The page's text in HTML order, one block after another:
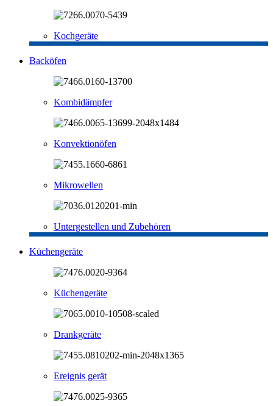
Kochgeräte
Backöfen
Kombidämpfer
Konvektionöfen
Mikrowellen
Untergestellen und Zubehören
Küchengeräte
Küchengeräte
Drankgeräte
Ereignis gerät